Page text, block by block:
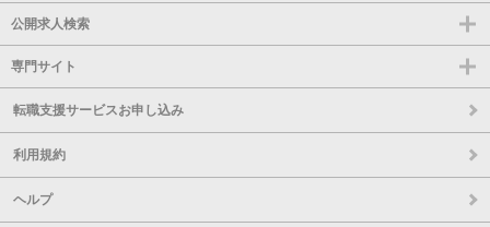
公開求人検索
専門サイト
転職支援サービスお申し込み
利用規約
ヘルプ